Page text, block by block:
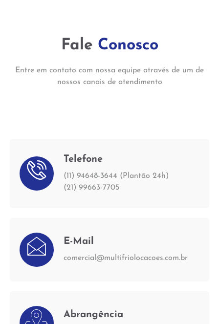
Fale Conosco
Entre em contato com nossa equipe através de um de
nossos canais de atendimento
Telefone
(11) 94648-3644 (Plantão 24h)
(21) 99663-7705
E-Mail
comercial@multifriolocacoes.com.br
Abrangência